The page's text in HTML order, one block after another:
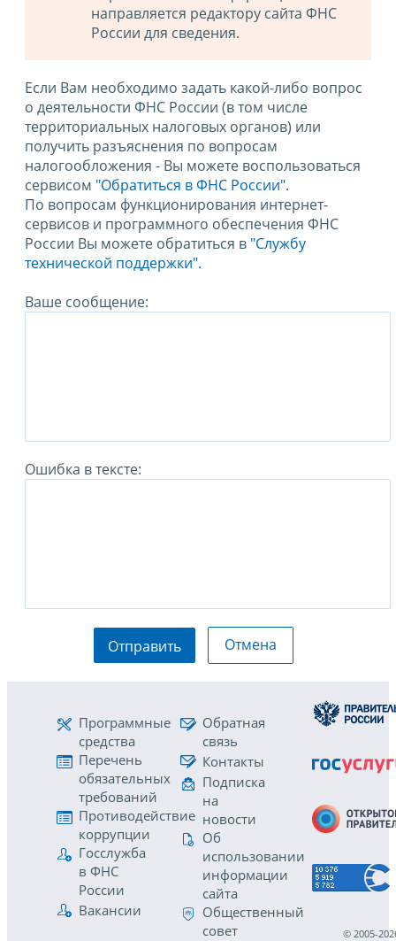
направляется редактору сайта ФНС
России для сведения.
Если Вам необходимо задать какой-либо вопрос
о деятельности ФНС России (в том числе
территориальных налоговых органов) или
получить разъяснения по вопросам
налогообложения - Вы можете воспользоваться
сервисом "Обратиться в ФНС России".
По вопросам функционирования интернет-
сервисов и программного обеспечения ФНС
России Вы можете обратиться в "Службу
технической поддержки".
Ваше сообщение:
Ошибка в тексте:
Отправить Отмена
Программные
средства
Перечень
обязательных
требований
Противодействие
коррупции
Госслужба
в ФНС
России
Вакансии
Обратная
связь
Контакты
Подписка
на
новости
Об
использовании
информации
сайта
Общественный
совет
© 2005-